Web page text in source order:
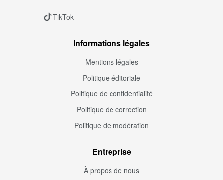
TikTok
Informations légales
Mentions légales
Politique éditoriale
Politique de confidentialité
Politique de correction
Politique de modération
Entreprise
À propos de nous